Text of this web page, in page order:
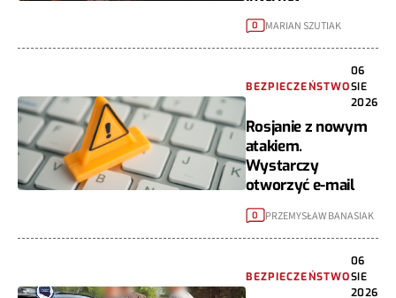
0 MARIAN SZUTIAK
BEZPIECZEŃSTWO
06
SIE
2026
Rosjanie z nowym
atakiem.
Wystarczy
otworzyć e-mail
0 PRZEMYSŁAW BANASIAK
BEZPIECZEŃSTWO
06
SIE
2026